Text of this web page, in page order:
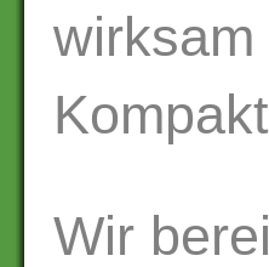
Wir